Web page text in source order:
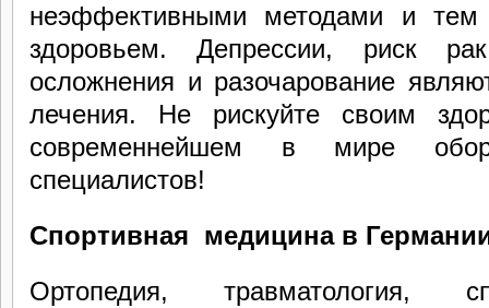
неэффективными методами и
здоровьем. Депрессии, риск
осложнения и разочарование
лечения. Не рискуйте своим
современнейшем в мире
специалистов!
Спортивная медицина в
Ортопедия, травматология,